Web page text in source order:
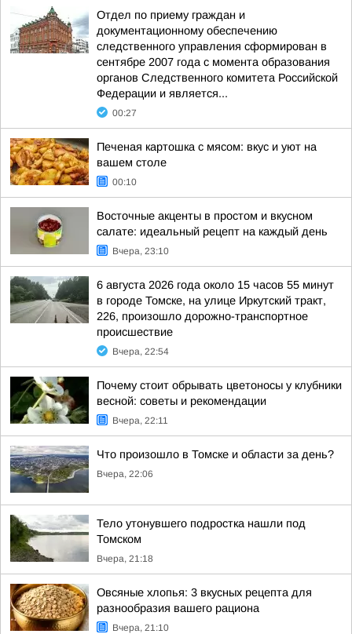
Отдел по приему граждан и
документационному обеспечению
следственного управления сформирован в
сентябре 2007 года с момента образования
органов Следственного комитета Российской
Федерации и является...
00:27
Печеная картошка с мясом: вкус и уют на
вашем столе
00:10
Восточные акценты в простом и вкусном
салате: идеальный рецепт на каждый день
Вчера, 23:10
6 августа 2026 года около 15 часов 55 минут
в городе Томске, на улице Иркутский тракт,
226, произошло дорожно-транспортное
происшествие
Вчера, 22:54
Почему стоит обрывать цветоносы у клубники
весной: советы и рекомендации
Вчера, 22:11
Что произошло в Томске и области за день?
Вчера, 22:06
Тело утонувшего подростка нашли под
Томском
Вчера, 21:18
Овсяные хлопья: 3 вкусных рецепта для
разнообразия вашего рациона
Вчера, 21:10